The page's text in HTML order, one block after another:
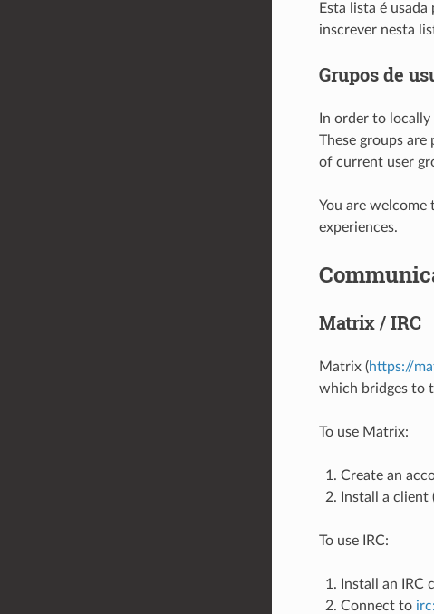
Esta lista é
inscrever nesta
Grupos de
In order to
These groups
of current user
You are
experiences.
Matrix / IRC
Matrix (https://
which bridges to
To use Matrix:
Create an
Install a client
To use IRC:
Install an IRC
Connect to